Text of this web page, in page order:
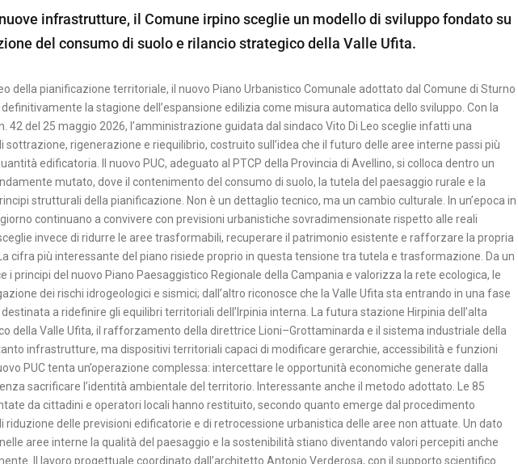
infrastrutture, il Comune irpino sceglie un modello di sviluppo fondato su
del consumo di suolo e rilancio strategico della Valle Ufita.
della pianificazione territoriale, il nuovo Piano Urbanistico Comunale adottato dal Comune di Sturno
la stagione dell’espansione edilizia come misura automatica dello sviluppo. Con la
42 del 25 maggio 2026, l’amministrazione guidata dal sindaco Vito Di Leo sceglie infatti una
rigenerazione e riequilibrio, costruito sull’idea che il futuro delle aree interne passi più
edificatoria. Il nuovo PUC, adeguato al PTCP della Provincia di Avellino, si colloca dentro un
mutato, dove il contenimento del consumo di suolo, la tutela del paesaggio rurale e la
strutturali della pianificazione. Non è un dettaglio tecnico, ma un cambio culturale. In un’epoca in
continuano a convivere con previsioni urbanistiche sovradimensionate rispetto alle reali
invece di ridurre le aree trasformabili, recuperare il patrimonio esistente e rafforzare la propria
cifra più interessante del piano risiede proprio in questa tensione tra tutela e trasformazione. Da un
i principi del nuovo Piano Paesaggistico Regionale della Campania e valorizza la rete ecologica, le
dei rischi idrogeologici e sismici; dall’altro riconosce che la Valle Ufita sta entrando in una fase
a ridefinire gli equilibri territoriali dell’Irpinia interna. La futura stazione Hirpinia dell’alta
della Valle Ufita, il rafforzamento della direttrice Lioni–Grottaminarda e il sistema industriale della
infrastrutture, ma dispositivi territoriali capaci di modificare gerarchie, accessibilità e funzioni
PUC tenta un’operazione complessa: intercettare le opportunità economiche generate dalla
sacrificare l’identità ambientale del territorio. Interessante anche il metodo adottato. Le 85
da cittadini e operatori locali hanno restituito, secondo quanto emerge dal procedimento
delle previsioni edificatorie e di retrocessione urbanistica delle aree non attuate. Un dato
aree interne la qualità del paesaggio e la sostenibilità stiano diventando valori percepiti anche
Il lavoro progettuale coordinato dall’architetto Antonio Verderosa, con il supporto scientifico